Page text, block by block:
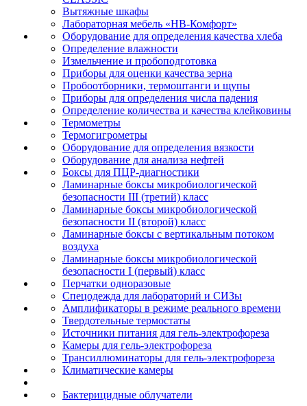
Вытяжные шкафы
Лабораторная мебель «НВ-Комфорт»
Оборудование для определения качества хлеба
Определение влажности
Измельчение и пробоподготовка
Приборы для оценки качества зерна
Пробоотборники, термоштанги и щупы
Приборы для определения числа падения
Определение количества и качества клейковины
Термометры
Термогигрометры
Оборудование для определения вязкости
Оборудование для анализа нефтей
Боксы для ПЦР-диагностики
Ламинарные боксы микробиологической
безопасности III (третий) класс
Ламинарные боксы микробиологической
безопасности II (второй) класс
Ламинарные боксы с вертикальным потоком
воздуха
Ламинарные боксы микробиологической
безопасности I (первый) класс
Перчатки одноразовые
Спецодежда для лабораторий и СИЗы
Амплификаторы в режиме реального времени
Твердотельные термостаты
Источники питания для гель-электрофореза
Камеры для гель-электрофореза
Трансиллюминаторы для гель-электрофореза
Климатические камеры
Бактерицидные облучатели